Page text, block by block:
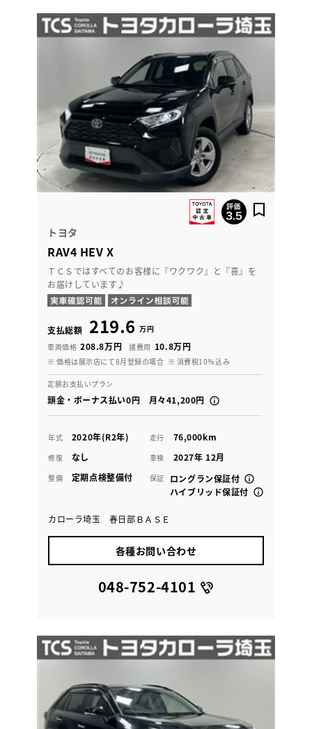
トヨタ
RAV4 HEV X
ＴＣＳではすべてのお客様に『ワクワク』と『喜』を
お届けしています♪
支払総額 219.6 万円
車両価格 208.8万円 諸費用 10.8万円
※ 価格は展示店にて8月登録の場合 ※ 消費税10％込み
定額お支払いプラン
頭金・ボーナス払い0円 月々41,200円
年式 2020年(R2年) 走行 76,000km
修復 なし 車検 2027年 12月
整備 定期点検整備付 保証
ロングラン保証付
ハイブリッド保証付
カローラ埼玉 春日部ＢＡＳＥ
各種お問い合わせ
048-752-4101